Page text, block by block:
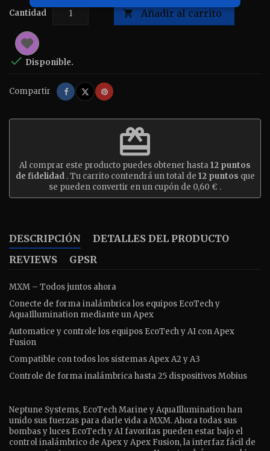
Cantidad  Añadir al carrito
 Disponible.
Compartir Compartir
TuitearPinterest
redeem
Al comprar este producto puedes obtener hasta12 puntos
de fidelidad. Tu carrito contendrá un total de 12puntos que
se pueden convertir en un cupón de 0,60 € .
DESCRIPCIÓN
DETALLES DEL PRODUCTO
REVIEWS
GPSR
MXM – Todos juntos ahora
Conecte de forma inalámbrica los equipos EcoTech y
AquaIllumination mediante un Apex
Automatice y controle los equipos EcoTech y AI con Apex
Fusion
Compatible con todos los sistemas Apex A2 y A3
Controle de forma inalámbrica hasta 25 dispositivos Mobius
Neptune Systems, EcoTech Marine y AquaIllumination han
unido sus fuerzas para darle vida a MXM. Ahora todas sus
bombas y luces EcoTech y AI favoritas pueden estar bajo el
control inalámbrico de Apex y Apex Fusion, la interfaz fácil de